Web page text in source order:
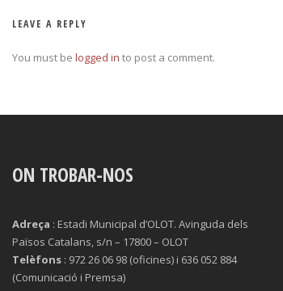
LEAVE A REPLY
You must be logged in to post a comment.
ON TROBAR-NOS
Adreça : Estadi Municipal d’OLOT. Avinguda dels
Països Catalans, s/n – 17800 – OLOT
Telèfons : 972 26 06 98 (oficines) i 636 052 884
(Comunicació i Premsa)